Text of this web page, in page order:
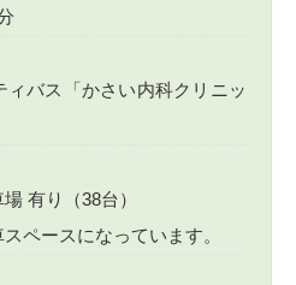
ィバス「かさい内科クリニッ
有り（38台）
ペースになっています。